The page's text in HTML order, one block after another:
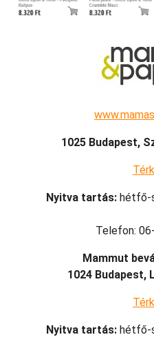
1025 Budapest,
Nyitva tartás: hétfő-
Telefon:
Mammut
1024 Budapest,
Nyitva tartás: hétfő-